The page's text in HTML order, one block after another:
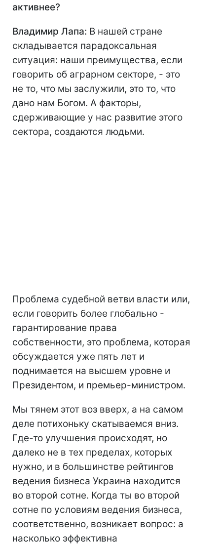
активнее?
Владимир Лапа: В нашей стране
складывается парадоксальная
ситуация: наши преимущества, если
говорить об аграрном секторе, - это
не то, что мы заслужили, это то, что
дано нам Богом. А факторы,
сдерживающие у нас развитие этого
сектора, создаются людьми.
Проблема судебной ветви власти или,
если говорить более глобально -
гарантирование права
собственности, это проблема, которая
обсуждается уже пять лет и
поднимается на высшем уровне и
Президентом, и премьер-министром.
Мы тянем этот воз вверх, а на самом
деле потихоньку скатываемся вниз.
Где-то улучшения происходят, но
далеко не в тех пределах, которых
нужно, и в большинстве рейтингов
ведения бизнеса Украина находится
во второй сотне. Когда ты во второй
сотне по условиям ведения бизнеса,
соответственно, возникает вопрос: а
насколько эффективна